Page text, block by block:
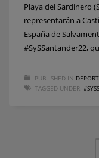
Playa del Sardinero
representarán a
España de
#SySSantander22,
PUBLISHED IN
TAGGED UNDER: